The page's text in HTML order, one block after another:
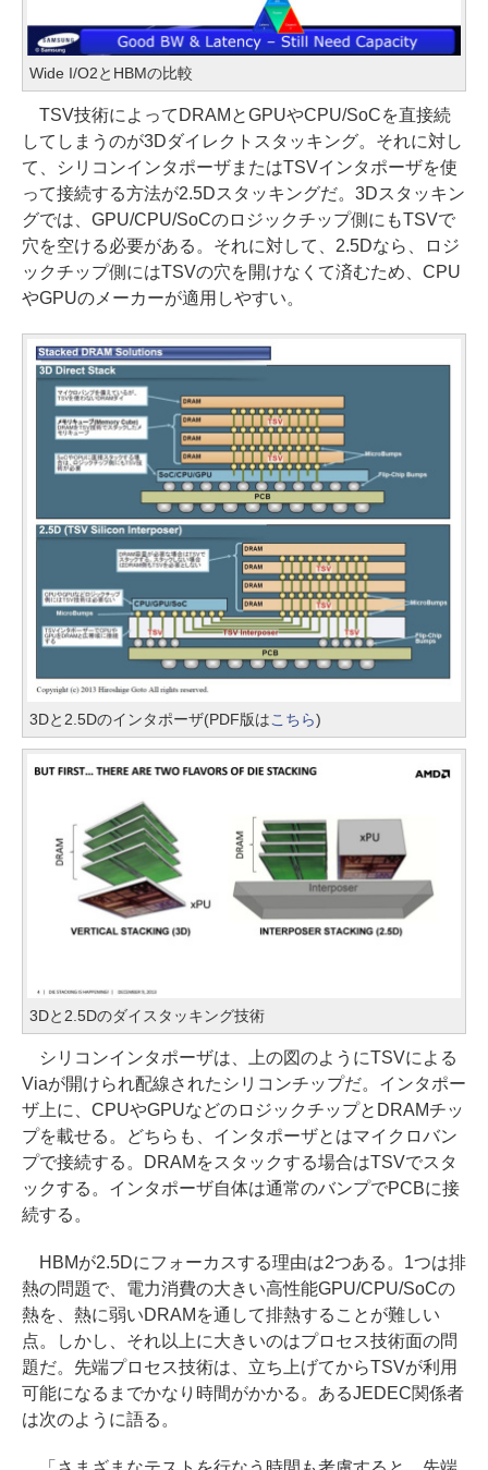
Wide I/O2とHBMの比較
TSV技術によってDRAMとGPUやCPU/SoCを直接続
してしまうのが3Dダイレクトスタッキング。それに対し
て、シリコンインタポーザまたはTSVインタポーザを使
って接続する方法が2.5Dスタッキングだ。3Dスタッキン
グでは、GPU/CPU/SoCのロジックチップ側にもTSVで
穴を空ける必要がある。それに対して、2.5Dなら、ロジ
ックチップ側にはTSVの穴を開けなくて済むため、CPU
やGPUのメーカーが適用しやすい。
3Dと2.5Dのインタポーザ(PDF版はこちら)
3Dと2.5Dのダイスタッキング技術
シリコンインタポーザは、上の図のようにTSVによる
Viaが開けられ配線されたシリコンチップだ。インタポー
ザ上に、CPUやGPUなどのロジックチップとDRAMチッ
プを載せる。どちらも、インタポーザとはマイクロバン
プで接続する。DRAMをスタックする場合はTSVでスタ
ックする。インタポーザ自体は通常のバンプでPCBに接
続する。
HBMが2.5Dにフォーカスする理由は2つある。1つは排
熱の問題で、電力消費の大きい高性能GPU/CPU/SoCの
熱を、熱に弱いDRAMを通して排熱することが難しい
点。しかし、それ以上に大きいのはプロセス技術面の問
題だ。先端プロセス技術は、立ち上げてからTSVが利用
可能になるまでかなり時間がかかる。あるJEDEC関係者
は次のように語る。